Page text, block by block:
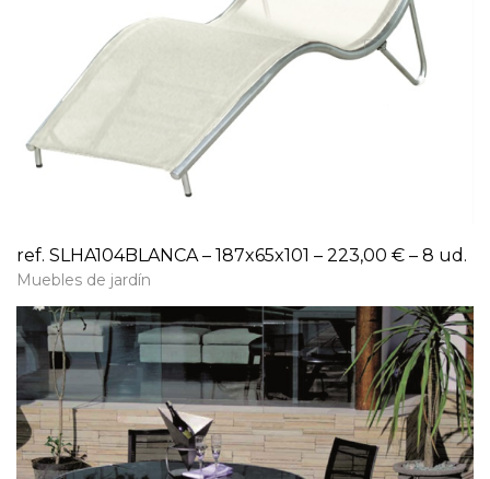
ref. SLHA104BLANCA – 187x65x101 – 223,00 € – 8 ud.
Muebles de jardín